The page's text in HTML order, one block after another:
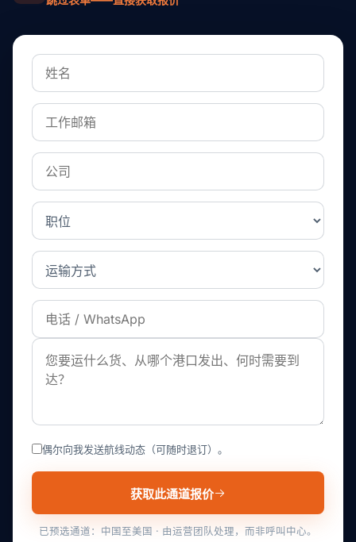
偶尔向我发送航线动态（可随时退订）。
获取此通道报价
已预选通道：中国至美国 · 由运营团队处理，而非呼叫中心。